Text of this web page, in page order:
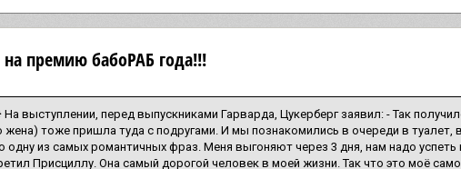
премию бабоРАБ года!!!
выступлении, перед выпускниками Гарварда, Цукерберг заявил: - Так
жена) тоже пришла туда с подругами. И мы познакомились в очереди в туалет,
одну из самых романтичных фраз. Меня выгоняют через 3 дня, нам надо успеть
Присциллу. Она самый дорогой человек в моей жизни. Так что это моё